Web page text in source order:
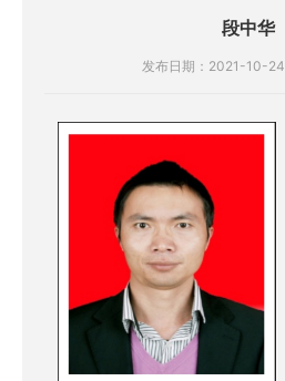
段中华
发布日期：2021-10-24